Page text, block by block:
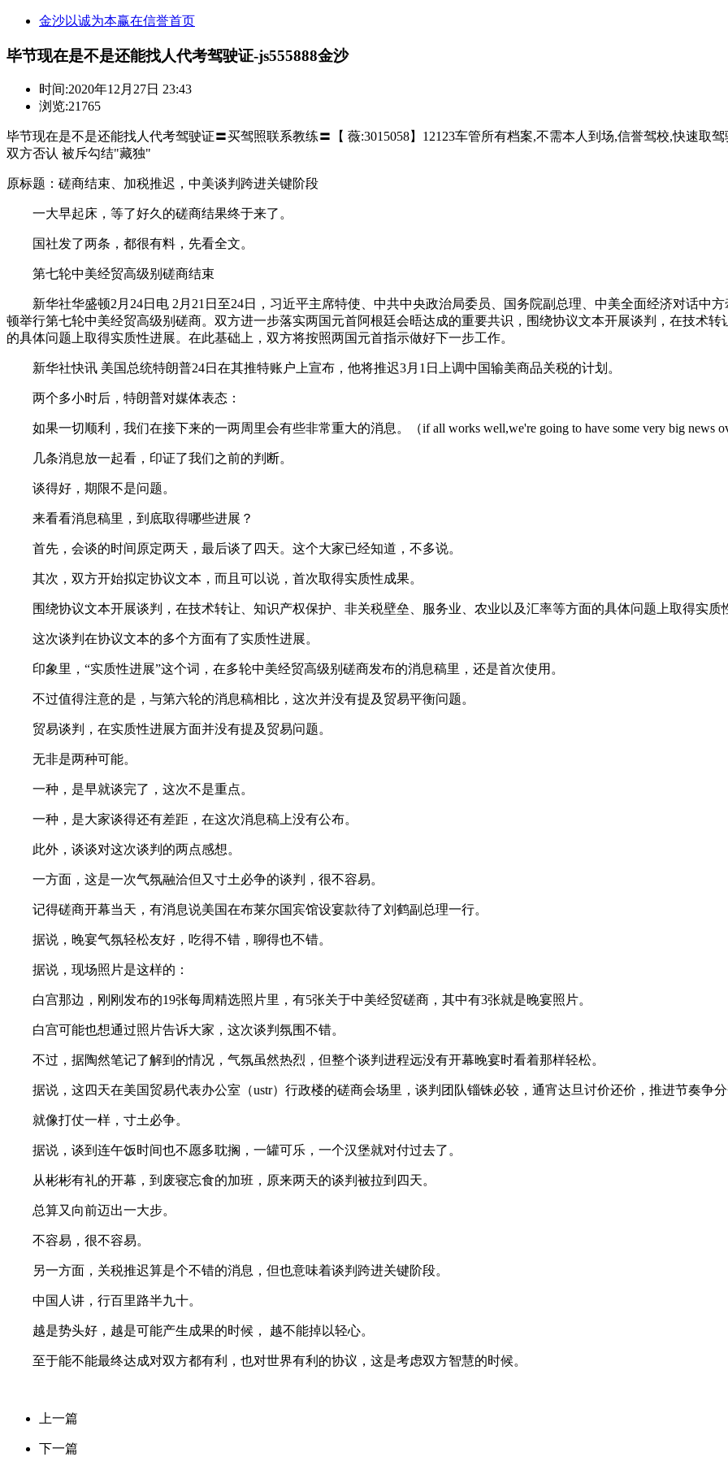
金沙以诚为本赢在信誉首页
毕节现在是不是还能找人代考驾驶证-js555888金沙
时间:2020年12月27日 23:43
浏览:21765
毕节现在是不是还能找人代考驾驶证〓买驾照联系教练〓【 薇:3015058】12123车管所有档案,不需本人到场,信誉驾校,快速取
双方否认 被斥勾结"藏独"
原标题：磋商结束、加税推迟，中美谈判跨进关键阶段
一大早起床，等了好久的磋商结果终于来了。
国社发了两条，都很有料，先看全文。
第七轮中美经贸高级别磋商结束
新华社华盛顿2月24日电 2月21日至24日，习近平主席特使、中共中央政治局委员、国务院副总理、中美全面经济对话中
顿举行第七轮中美经贸高级别磋商。双方进一步落实两国元首阿根廷会晤达成的重要共识，围绕协议文本开展谈判，在技术
的具体问题上取得实质性进展。在此基础上，双方将按照两国元首指示做好下一步工作。
新华社快讯 美国总统特朗普24日在其推特账户上宣布，他将推迟3月1日上调中国输美商品关税的计划。
两个多小时后，特朗普对媒体表态：
如果一切顺利，我们在接下来的一两周里会有些非常重大的消息。（if all works well,we're going to have some very big news
几条消息放一起看，印证了我们之前的判断。
谈得好，期限不是问题。
来看看消息稿里，到底取得哪些进展？
首先，会谈的时间原定两天，最后谈了四天。这个大家已经知道，不多说。
其次，双方开始拟定协议文本，而且可以说，首次取得实质性成果。
围绕协议文本开展谈判，在技术转让、知识产权保护、非关税壁垒、服务业、农业以及汇率等方面的具体问题上取得实质
这次谈判在协议文本的多个方面有了实质性进展。
印象里，“实质性进展”这个词，在多轮中美经贸高级别磋商发布的消息稿里，还是首次使用。
不过值得注意的是，与第六轮的消息稿相比，这次并没有提及贸易平衡问题。
贸易谈判，在实质性进展方面并没有提及贸易问题。
无非是两种可能。
一种，是早就谈完了，这次不是重点。
一种，是大家谈得还有差距，在这次消息稿上没有公布。
此外，谈谈对这次谈判的两点感想。
一方面，这是一次气氛融洽但又寸土必争的谈判，很不容易。
记得磋商开幕当天，有消息说美国在布莱尔国宾馆设宴款待了刘鹤副总理一行。
据说，晚宴气氛轻松友好，吃得不错，聊得也不错。
据说，现场照片是这样的：
白宫那边，刚刚发布的19张每周精选照片里，有5张关于中美经贸磋商，其中有3张就是晚宴照片。
白宫可能也想通过照片告诉大家，这次谈判氛围不错。
不过，据陶然笔记了解到的情况，气氛虽然热烈，但整个谈判进程远没有开幕晚宴时看着那样轻松。
据说，这四天在美国贸易代表办公室（ustr）行政楼的磋商会场里，谈判团队锱铢必较，通宵达旦讨价还价，推进节奏争
就像打仗一样，寸土必争。
据说，谈到连午饭时间也不愿多耽搁，一罐可乐，一个汉堡就对付过去了。
从彬彬有礼的开幕，到废寝忘食的加班，原来两天的谈判被拉到四天。
总算又向前迈出一大步。
不容易，很不容易。
另一方面，关税推迟算是个不错的消息，但也意味着谈判跨进关键阶段。
中国人讲，行百里路半九十。
越是势头好，越是可能产生成果的时候， 越不能掉以轻心。
至于能不能最终达成对双方都有利，也对世界有利的协议，这是考虑双方智慧的时候。
上一篇
下一篇